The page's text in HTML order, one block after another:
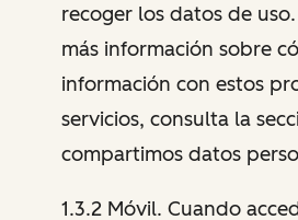
recoger los datos de
más información sobre
información con estos
servicios, consulta la
compartimos datos
1.3.2 Móvil. Cuando